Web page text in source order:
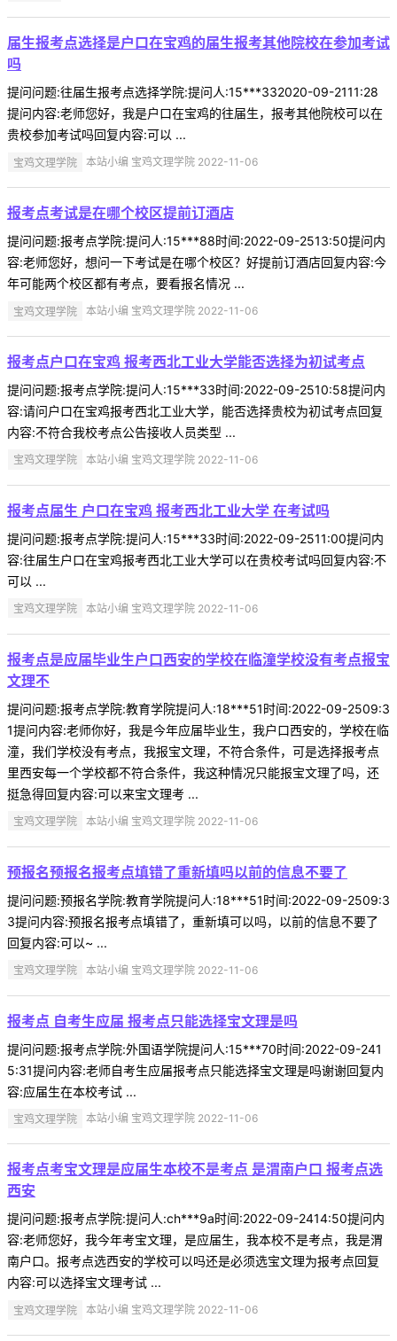
届生报考点选择是户口在宝鸡的届生报考其他院校在参加考试
吗
提问问题:往届生报考点选择学院:提问人:15***332020-09-2111:28
提问内容:老师您好，我是户口在宝鸡的往届生，报考其他院校可以在
贵校参加考试吗回复内容:可以 ...
宝鸡文理学院 本站小编 宝鸡文理学院 2022-11-06
报考点考试是在哪个校区提前订酒店
提问问题:报考点学院:提问人:15***88时间:2022-09-2513:50提问内
容:老师您好，想问一下考试是在哪个校区？好提前订酒店回复内容:今
年可能两个校区都有考点，要看报名情况 ...
宝鸡文理学院 本站小编 宝鸡文理学院 2022-11-06
报考点户口在宝鸡 报考西北工业大学能否选择为初试考点
提问问题:报考点学院:提问人:15***33时间:2022-09-2510:58提问内
容:请问户口在宝鸡报考西北工业大学，能否选择贵校为初试考点回复
内容:不符合我校考点公告接收人员类型 ...
宝鸡文理学院 本站小编 宝鸡文理学院 2022-11-06
报考点届生 户口在宝鸡 报考西北工业大学 在考试吗
提问问题:报考点学院:提问人:15***33时间:2022-09-2511:00提问内
容:往届生户口在宝鸡报考西北工业大学可以在贵校考试吗回复内容:不
可以 ...
宝鸡文理学院 本站小编 宝鸡文理学院 2022-11-06
报考点是应届毕业生户口西安的学校在临潼学校没有考点报宝
文理不
提问问题:报考点学院:教育学院提问人:18***51时间:2022-09-2509:3
1提问内容:老师你好，我是今年应届毕业生，我户口西安的，学校在临
潼，我们学校没有考点，我报宝文理，不符合条件，可是选择报考点
里西安每一个学校都不符合条件，我这种情况只能报宝文理了吗，还
挺急得回复内容:可以来宝文理考 ...
宝鸡文理学院 本站小编 宝鸡文理学院 2022-11-06
预报名预报名报考点填错了重新填吗以前的信息不要了
提问问题:预报名学院:教育学院提问人:18***51时间:2022-09-2509:3
3提问内容:预报名报考点填错了，重新填可以吗，以前的信息不要了
回复内容:可以~ ...
宝鸡文理学院 本站小编 宝鸡文理学院 2022-11-06
报考点 自考生应届 报考点只能选择宝文理是吗
提问问题:报考点学院:外国语学院提问人:15***70时间:2022-09-241
5:31提问内容:老师自考生应届报考点只能选择宝文理是吗谢谢回复内
容:应届生在本校考试 ...
宝鸡文理学院 本站小编 宝鸡文理学院 2022-11-06
报考点考宝文理是应届生本校不是考点 是渭南户口 报考点选
西安
提问问题:报考点学院:提问人:ch***9a时间:2022-09-2414:50提问内
容:老师您好，我今年考宝文理，是应届生，我本校不是考点，我是渭
南户口。报考点选西安的学校可以吗还是必须选宝文理为报考点回复
内容:可以选择宝文理考试 ...
宝鸡文理学院 本站小编 宝鸡文理学院 2022-11-06